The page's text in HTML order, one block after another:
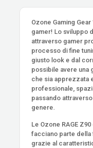
Ozone Gaming
gamer! Lo sviluppo
attraverso gamer
processo di fine
giusto look e dal
possibile avere una
che sia apprezzata
professionale,
passando
genere.
Le Ozone RAGE
facciano parte della
grazie al